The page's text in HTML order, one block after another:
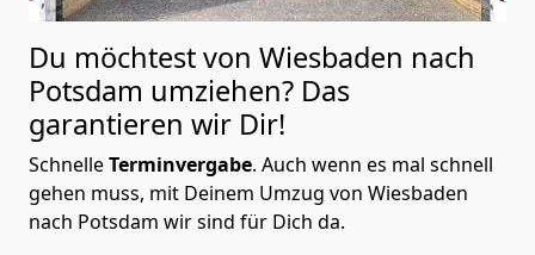
Du möchtest von Wiesbaden nach
Potsdam umziehen? Das
garantieren wir Dir!
SchnelleTerminvergabe. Auch wenn es mal schnell
gehen muss, mit Deinem Umzug von Wiesbaden
nach Potsdam wir sind für Dich da.